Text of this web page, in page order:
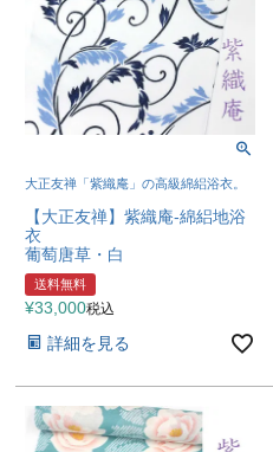
大正友禅「紫織庵」の高級綿絽浴衣。
【大正友禅】紫織庵-綿絽地浴
衣
葡萄唐草・白
送料無料
¥33,000税込
詳細を見る